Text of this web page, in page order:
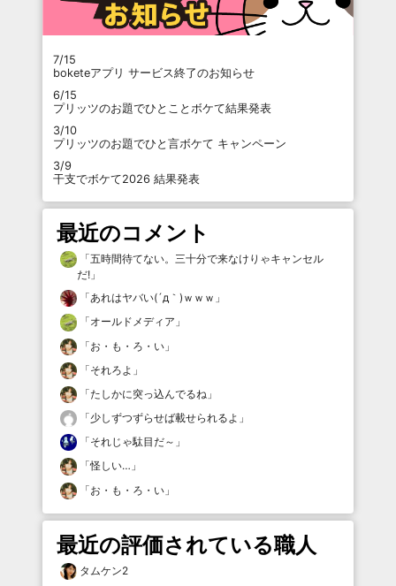
7/15
boketeアプリ サービス終了のお知らせ
6/15
プリッツのお題でひとことボケて結果発表
3/10
プリッツのお題でひと言ボケて キャンペーン
3/9
干支でボケて2026 結果発表
最近のコメント
「五時間待てない。三十分で来なけりゃキャンセル
だ! 」
「あれはヤバい(´д｀)ｗｗｗ 」
「オールドメディア 」
「お・も・ろ・い 」
「それろよ 」
「たしかに突っ込んでるね 」
「少しずつずらせば載せられるよ 」
「それじゃ駄目だ～ 」
「怪しい… 」
「お・も・ろ・い 」
最近の評価されている職人
タムケン2